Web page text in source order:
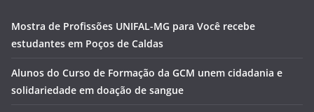
Mostra de Profissões UNIFAL-MG para Você recebe
estudantes em Poços de Caldas
Alunos do Curso de Formação da GCM unem cidadania e
solidariedade em doação de sangue